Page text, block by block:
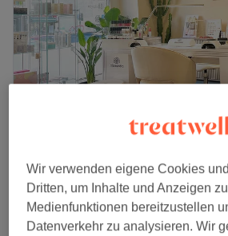
Abby Beauty Studio
Flingern-Nord, Düsseldorf
Auf
Pediküre
40 Min. - 1 Std. 15 Min.
Wir verwenden eigene Cookies
Dritten, um Inhalte und Anzeigen
Medienfunktionen bereitzustellen
Datenverkehr zu analysieren. Wir